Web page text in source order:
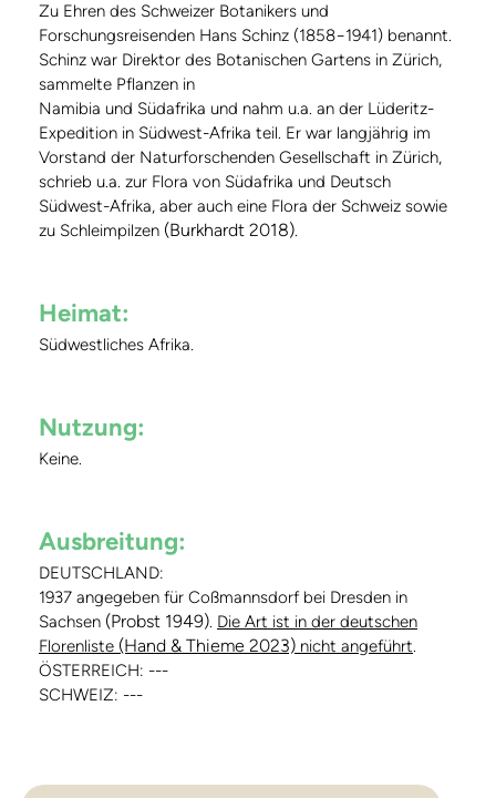
Zu Ehren des Schweizer Botanikers und
Forschungsreisenden Hans Schinz (1858−1941) benannt.
Schinz war Direktor des Botanischen Gartens in Zürich,
sammelte Pflanzen in
Namibia und Südafrika und nahm u.a. an der Lüderitz-
Expedition in Südwest-Afrika teil. Er war langjährig im
Vorstand der Naturforschenden Gesellschaft in Zürich,
schrieb u.a. zur Flora von Südafrika und Deutsch
Südwest-Afrika, aber auch eine Flora der Schweiz sowie
zu Schleimpilzen (Burkhardt 2018).
Heimat:
Südwestliches Afrika.
Nutzung:
Keine.
Ausbreitung:
DEUTSCHLAND:
1937 angegeben für Coßmannsdorf bei Dresden in
Sachsen (Probst 1949). Die Art ist in der deutschen
Florenliste (Hand & Thieme 2023) nicht angeführt.
ÖSTERREICH: ---
SCHWEIZ: ---